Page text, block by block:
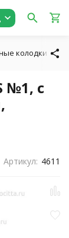
колодки
№1, с
Артикул: 4611